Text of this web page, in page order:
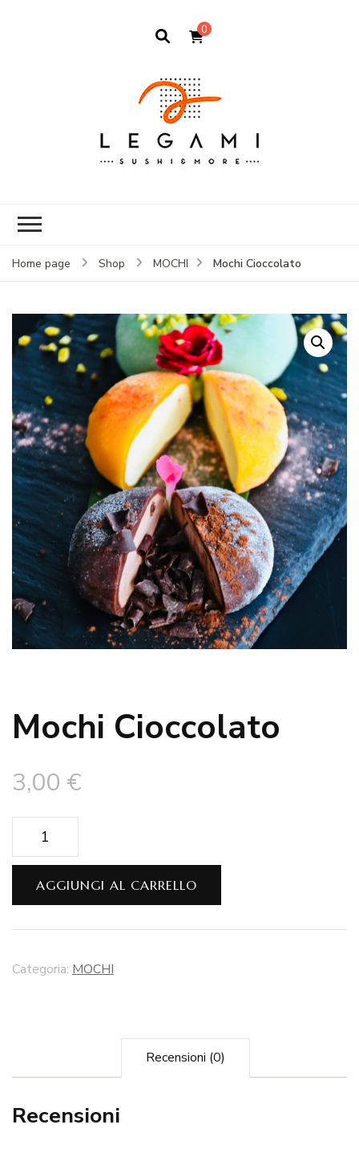
0
Home page Shop MOCHI Mochi Cioccolato
Mochi Cioccolato
3,00 €
Mochi
Cioccolato
AGGIUNGI AL CARRELLO
Categoria: MOCHI
Recensioni (0)
Recensioni